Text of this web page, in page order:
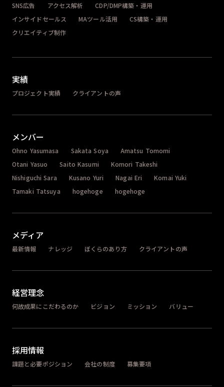
SNS広告
アクセス解析
CDP/DMP構築・運用
インサイドセールス
MAツール活用
CS構築・運用
クリエイティブ制作
実績
プロジェクト実績 クライアントの声
メンバー
Ohno Yasumasa Sakata Soya
Amatsu Tomomi
Otani Yasuo
Saito Kasumi
Komori Takeshi
Nishiguchi Sara
Kusano Yuri Nagai Eri
Komai Yuki
Tamaki Tatsuya
hogehoge hogehoge
メディア
最新情報 ナレッジ ぼくらのあり方 クライアントの声
経営理念
何故成果にこだわるのか ビジョン ミッション バリュー
採用情報
課題と必要ポジション 会社の制度 募集要項